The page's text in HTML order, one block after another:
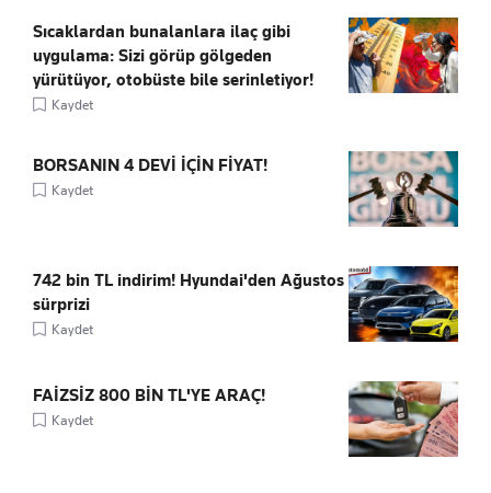
Sıcaklardan bunalanlara ilaç gibi
uygulama: Sizi görüp gölgeden
yürütüyor, otobüste bile serinletiyor!
Kaydet
BORSANIN 4 DEVİ İÇİN FİYAT!
Kaydet
742 bin TL indirim! Hyundai'den Ağustos
sürprizi
Kaydet
FAİZSİZ 800 BİN TL'YE ARAÇ!
Kaydet